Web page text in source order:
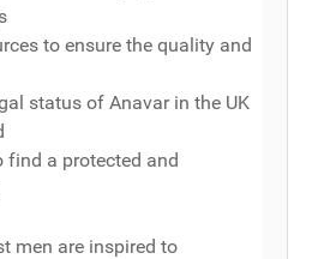
to ensure the quality and
status of Anavar in the UK
find a protected and
men are inspired to